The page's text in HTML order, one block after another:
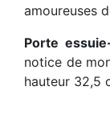
amoureuses
Porte
notice de
hauteur 32,5